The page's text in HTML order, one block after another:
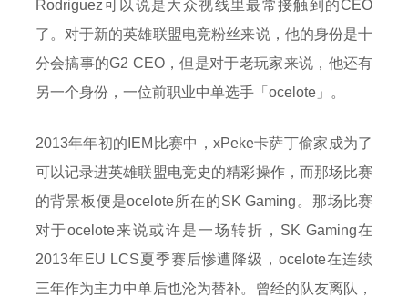
Rodriguez可以说是大众视线里最常接触到的CEO
了。对于新的英雄联盟电竞粉丝来说，他的身份是十
分会搞事的G2 CEO，但是对于老玩家来说，他还有
另一个身份，一位前职业中单选手「ocelote」。
2013年年初的IEM比赛中，xPeke卡萨丁偷家成为了
可以记录进英雄联盟电竞史的精彩操作，而那场比赛
的背景板便是ocelote所在的SK Gaming。那场比赛
对于ocelote来说或许是一场转折，SK Gaming在
2013年EU LCS夏季赛后惨遭降级，ocelote在连续
三年作为主力中单后也沦为替补。曾经的队友离队，